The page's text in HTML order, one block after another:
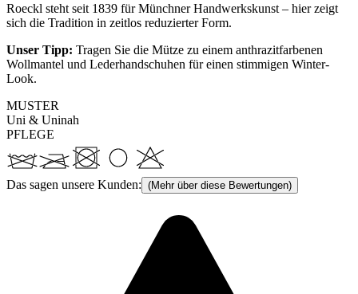
Roeckl steht seit 1839 für Münchner Handwerkskunst – hier zeigt
sich die Tradition in zeitlos reduzierter Form.
Unser Tipp: Tragen Sie die Mütze zu einem anthrazitfarbenen
Wollmantel und Lederhandschuhen für einen stimmigen Winter-
Look.
MUSTER
Uni & Uninah
PFLEGE
Das sagen unsere Kunden: (Mehr über diese Bewertungen)